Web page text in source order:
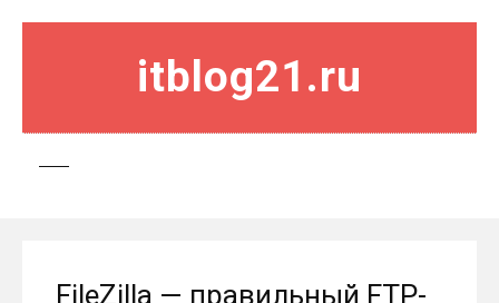
itblog21.ru
FileZilla — правильный FTP-